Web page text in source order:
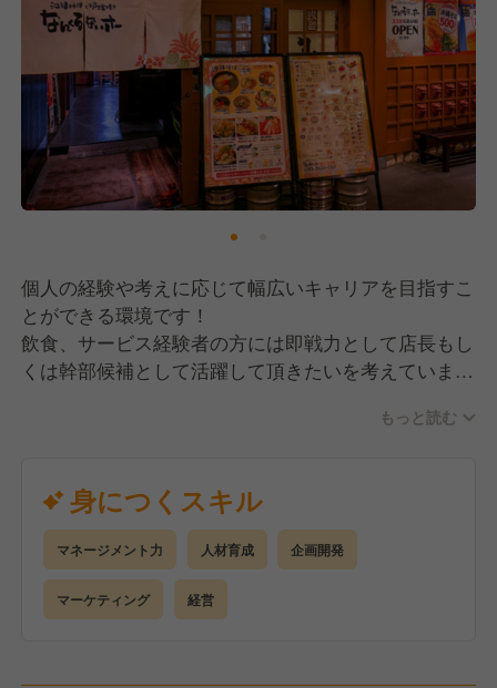
個人の経験や考えに応じて幅広いキャリアを目指すこ
とができる環境です！
飲食、サービス経験者の方には即戦力として店長もし
くは幹部候補として活躍して頂きたいを考えていま
その為、作業のみではなく店舗の総合的なマネージメ
【具体的には】
・お客様のご案内
・オーダー取り
・料理、ドリンク提供
・簡単な調理（または補助）
もっと読む
身につくスキル
マネージメント力 人材育成 企画開発
マーケティング 経営